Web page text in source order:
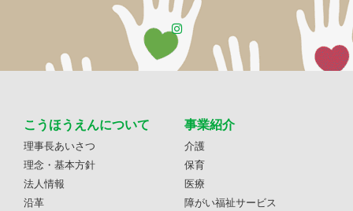
こうほうえんについて
理事長あいさつ
理念・基本方針
法人情報
沿革
事業紹介
介護
保育
医療
障がい福祉サービス